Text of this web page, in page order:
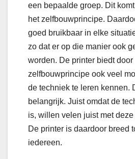
een bepaalde groep. Dit
het zelfbouwprincipe.
goed bruikbaar in elke
zo dat er op die manier ook
worden. De printer biedt door
zelfbouwprincipe ook veel
de techniek te leren kennen.
belangrijk. Juist omdat de
is, willen velen juist met
De printer is daardoor breed
iedereen.